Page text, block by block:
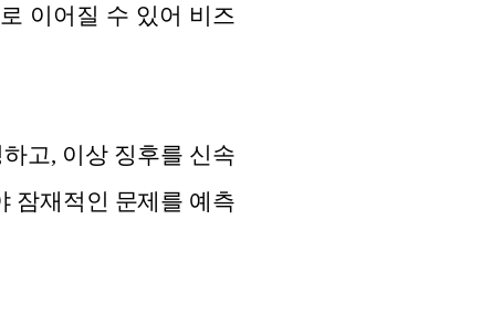
이어질 수 있어 비즈
고, 이상 징후를 신속
잠재적인 문제를 예측